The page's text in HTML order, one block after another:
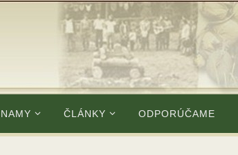
ČLÁNKY ODPORÚČAME